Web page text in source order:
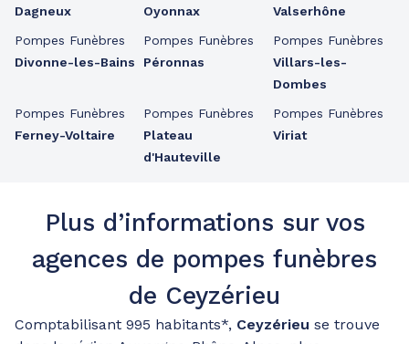
Dagneux
Pompes Funèbres
Divonne-les-Bains
Pompes Funèbres
Ferney-Voltaire
Oyonnax
Pompes Funèbres
Péronnas
Pompes Funèbres
Plateau
d'Hauteville
Valserhône
Pompes Funèbres
Villars-les-
Dombes
Pompes Funèbres
Viriat
Plus d’informations sur vos
agences de pompes funèbres
de Ceyzérieu
Comptabilisant 995 habitants*, Ceyzérieu se trouve